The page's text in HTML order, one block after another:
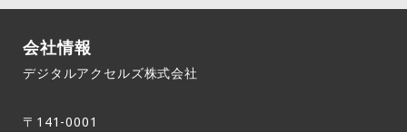
会社情報
デジタルアクセルズ株式会社
〒141-0001